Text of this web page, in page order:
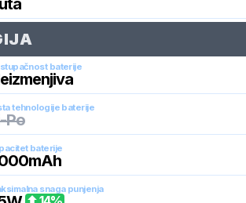
baterije
tehnologije baterije
Po
baterije
mAh
snaga punjenja